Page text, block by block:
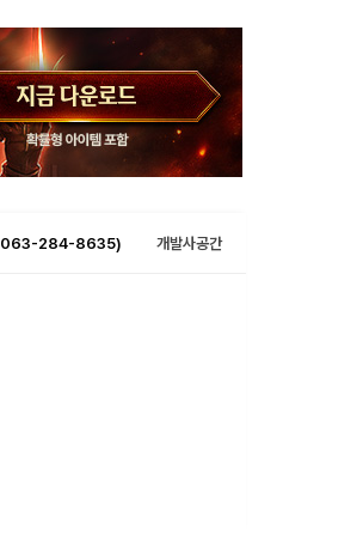
(063-284-8635) 개발사공간